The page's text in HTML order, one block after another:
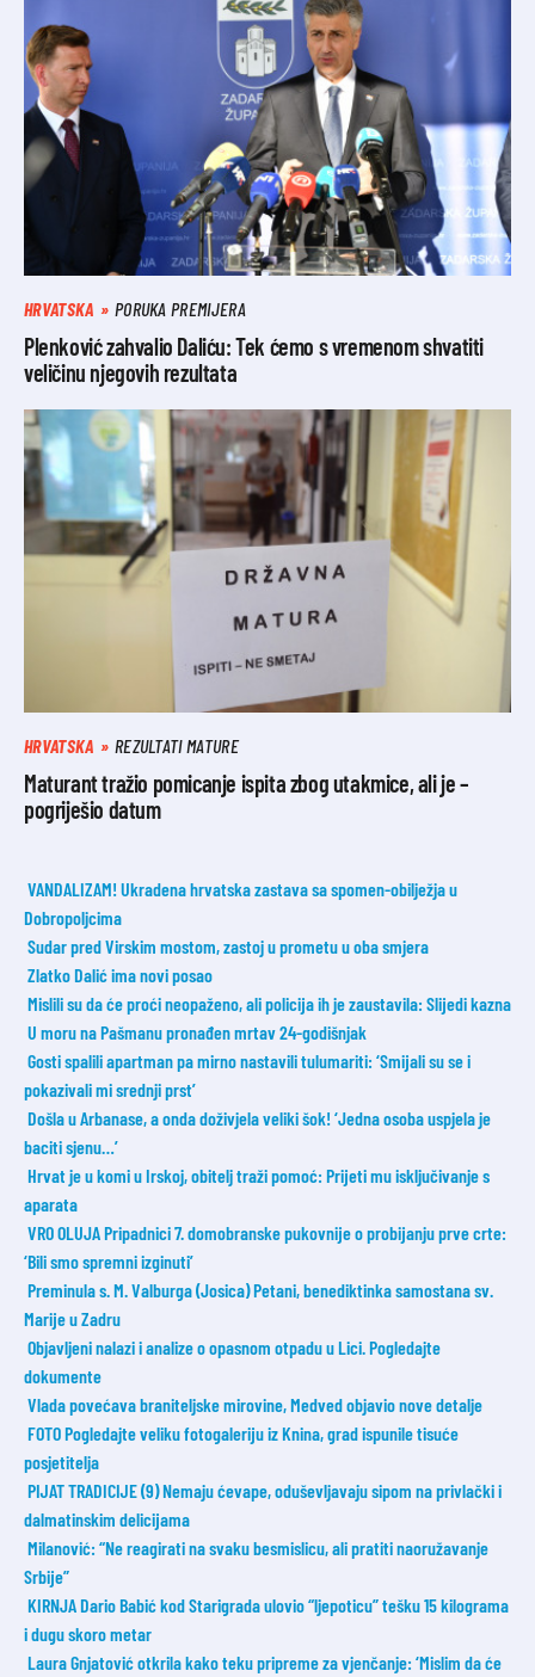
HRVATSKA PORUKA PREMIJERA
Plenković zahvalio Daliću: Tek ćemo s vremenom shvatiti
veličinu njegovih rezultata
HRVATSKA REZULTATI MATURE
Maturant tražio pomicanje ispita zbog utakmice, ali je –
pogriješio datum
VANDALIZAM! Ukradena hrvatska zastava sa spomen-obilježja u
Dobropoljcima
Sudar pred Virskim mostom, zastoj u prometu u oba smjera
Zlatko Dalić ima novi posao
Mislili su da će proći neopaženo, ali policija ih je zaustavila: Slijedi kazna
U moru na Pašmanu pronađen mrtav 24-godišnjak
Gosti spalili apartman pa mirno nastavili tulumariti: ‘Smijali su se i
pokazivali mi srednji prst’
Došla u Arbanase, a onda doživjela veliki šok! ‘Jedna osoba uspjela je
baciti sjenu…’
Hrvat je u komi u Irskoj, obitelj traži pomoć: Prijeti mu isključivanje s
aparata
VRO OLUJA Pripadnici 7. domobranske pukovnije o probijanju prve crte:
‘Bili smo spremni izginuti’
Preminula s. M. Valburga (Josica) Petani, benediktinka samostana sv.
Marije u Zadru
Objavljeni nalazi i analize o opasnom otpadu u Lici. Pogledajte
dokumente
Vlada povećava braniteljske mirovine, Medved objavio nove detalje
FOTO Pogledajte veliku fotogaleriju iz Knina, grad ispunile tisuće
posjetitelja
PIJAT TRADICIJE (9) Nemaju ćevape, oduševljavaju sipom na privlački i
dalmatinskim delicijama
Milanović: “Ne reagirati na svaku besmislicu, ali pratiti naoružavanje
Srbije”
KIRNJA Dario Babić kod Starigrada ulovio “ljepoticu” tešku 15 kilograma
i dugu skoro metar
Laura Gnjatović otkrila kako teku pripreme za vjenčanje: ‘Mislim da će